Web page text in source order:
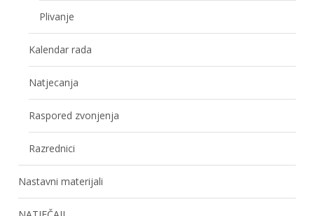
Plivanje
Kalendar rada
Natjecanja
Raspored zvonjenja
Razrednici
Nastavni materijali